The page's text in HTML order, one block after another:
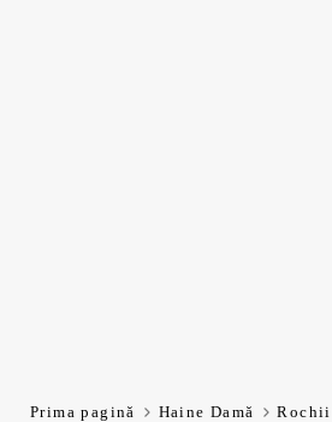
Prima pagină Haine Damă Rochii